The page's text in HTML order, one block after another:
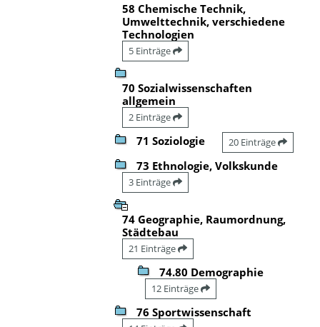
58 Chemische Technik,
Umwelttechnik, verschiedene
Technologien
5 Einträge
70 Sozialwissenschaften
allgemein
2 Einträge
71 Soziologie 20 Einträge
73 Ethnologie, Volkskunde
3 Einträge
74 Geographie, Raumordnung,
Städtebau
21 Einträge
74.80 Demographie
12 Einträge
76 Sportwissenschaft